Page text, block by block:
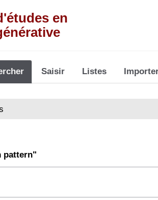
en
Saisir Listes
pattern"